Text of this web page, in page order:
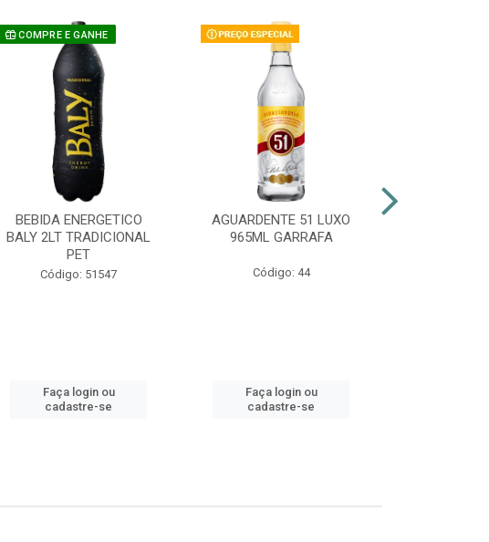
COMPRE E GANHE
BEBIDA ENERGETICO
BALY 2LT TRADICIONAL
PET
Código: 51547
Faça login ou
cadastre-se
AGUARDENTE 51 LUXO
965ML GARRAFA
Código: 44
Faça login ou
cadastre-se